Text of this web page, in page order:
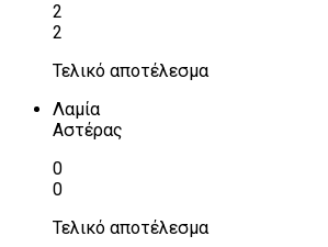
2
2
Τελικό αποτέλεσμα
Λαμία
Αστέρας
0
0
Τελικό αποτέλεσμα